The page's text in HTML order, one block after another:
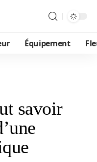
Équipement
savoir